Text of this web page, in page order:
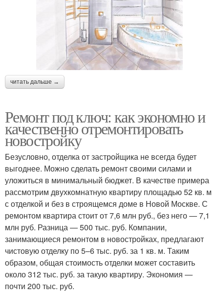
читать дальше →
Ремонт под ключ: как экономно и
качественно отремонтировать
новостройку
Безусловно, отделка от застройщика не всегда будет
выгоднее. Можно сделать ремонт своими силами и
уложиться в минимальный бюджет. В качестве примера
рассмотрим двухкомнатную квартиру площадью 52 кв. м
с отделкой и без в строящемся доме в Новой Москве. С
ремонтом квартира стоит от 7,6 млн руб., без него — 7,1
млн руб. Разница — 500 тыс. руб. Компании,
занимающиеся ремонтом в новостройках, предлагают
чистовую отделку по 5–6 тыс. руб. за 1 кв. м. Таким
образом, общая стоимость отделки может составить
около 312 тыс. руб. за такую квартиру. Экономия —
почти 200 тыс. руб.